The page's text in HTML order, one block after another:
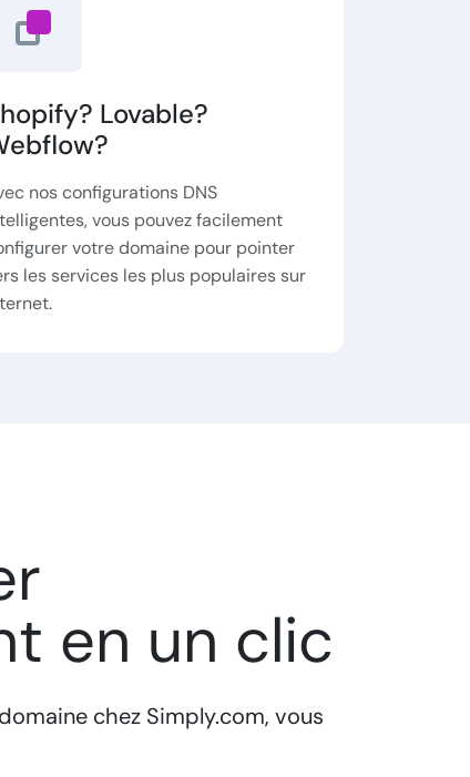
Lovable?
nos configurations DNS
vous pouvez facilement
votre domaine pour pointer
les services les plus populaires sur
en un clic
chez Simply.com, vous